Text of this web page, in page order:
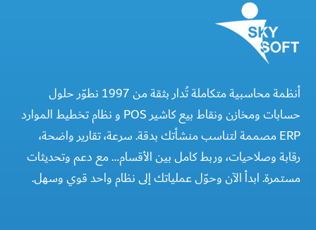
أنظمة محاسبية متكاملة تُدار بثقة من 1997 نطوّر حلول
حسابات ومخازن ونقاط بيع كاشير POS و نظام تخطيط الموارد
ERP مصممة لتناسب منشأتك بدقة. سرعة، تقارير واضحة،
رقابة وصلاحيات، وربط كامل بين الأقسام… مع دعم وتحديثات
مستمرة. ابدأ الآن وحوّل عملياتك إلى نظام واحد قوي وسهل.